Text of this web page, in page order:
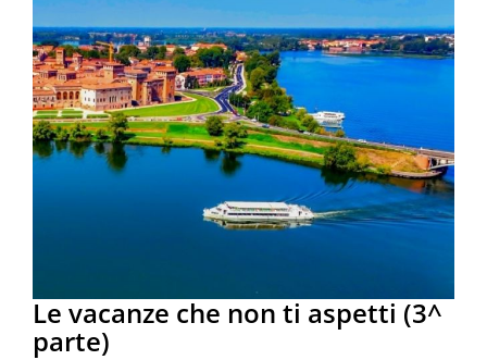
Le vacanze che non ti aspetti (3^
parte)